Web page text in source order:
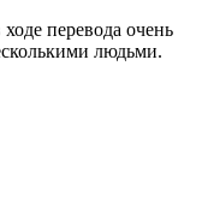
перевода очень
людьми.